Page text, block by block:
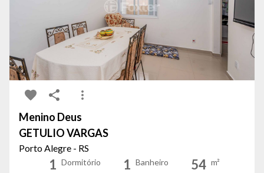
Menino Deus
GETULIO VARGAS
Porto Alegre - RS
1 Dormitório 1 Banheiro 54 m²